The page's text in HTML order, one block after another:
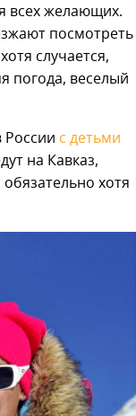
всех желающих.
посмотреть
случается,
погода, веселый
России с детьми
на Кавказ,
хотя